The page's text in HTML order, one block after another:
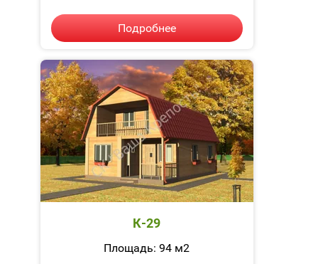
Подробнее
К-29
Площадь: 94 м2